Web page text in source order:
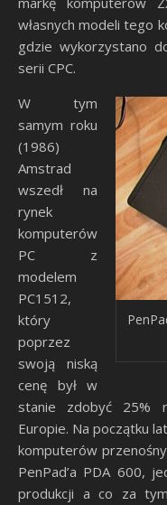
własnych modeli tego
gdzie wykorzystano
serii CPC.
W tym
samym roku
(1986)
Amstrad
wszedł na
rynek
komputerów
PC z
modelem
PC1512,
który
poprzez
swoją niską
cenę był w
stanie zdobyć 25%
Europie. Na początku
komputerów
PenPad’a PDA 600,
produkcji a co za